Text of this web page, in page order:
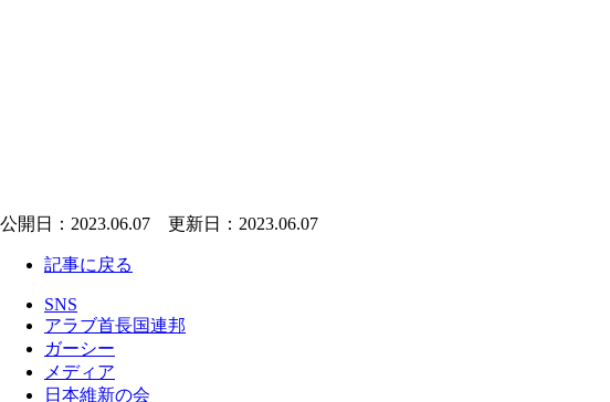
公開日：2023.06.07 更新日：2023.06.07
記事に戻る
SNS
アラブ首長国連邦
ガーシー
メディア
日本維新の会